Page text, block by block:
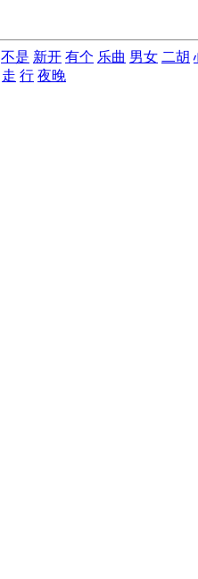
不是 新开 有个 乐曲 男女 二胡
走 行 夜晚